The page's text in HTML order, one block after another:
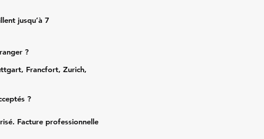
jusqu’à 7
?
Francfort, Zurich,
?
Facture professionnelle